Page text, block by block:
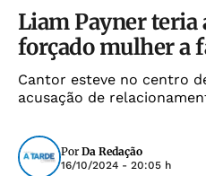
Liam Payner teria
forçado mulher a
Cantor esteve no centro
acusação de
Por Da Redação
16/10/2024 - 20:05 h